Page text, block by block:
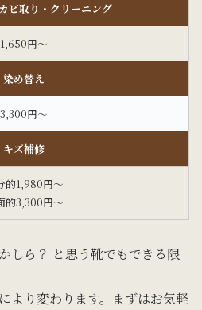
ビ取り・クリーニング
1,650円～
染め替え
3,300円～
キズ補修
的1,980円～
的3,300円～
しら？ と思う靴でもできる限
より変わります。まずはお気軽